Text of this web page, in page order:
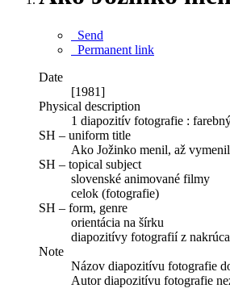
Send
Permanent link
Date
[1981]
Physical description
1 diapozitív fotografie :
SH – uniform title
Ako Jožinko menil, až
SH – topical subject
slovenské animované filmy
celok (fotografie)
SH – form, genre
orientácia na šírku
diapozitívy fotografií z
Note
Názov diapozitívu fotografie
Autor diapozitívu fotografie